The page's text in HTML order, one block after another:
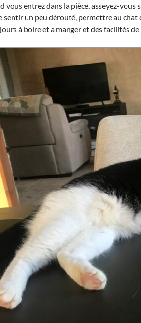
vous entrez dans la pièce, asseyez-
sentir un peu dérouté, permettre au chat
à boire et a manger et des facilités